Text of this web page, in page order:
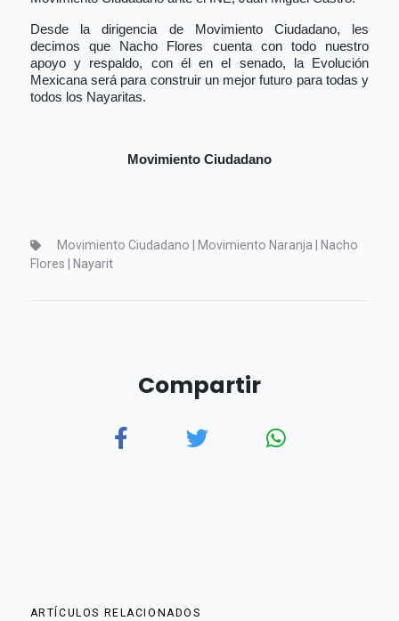
Desde la dirigencia de Movimiento Ciudadano, les
decimos que Nacho Flores cuenta con todo nuestro
apoyo y respaldo, con él en el senado, la Evolución
Mexicana será para construir un mejor futuro para todas y
todos los Nayaritas.
Movimiento Ciudadano
Movimiento Ciudadano | Movimiento Naranja | Nacho
Flores | Nayarit
Compartir
ARTÍCULOS RELACIONADOS